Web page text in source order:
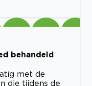
behandeld
met de
die tijdens de